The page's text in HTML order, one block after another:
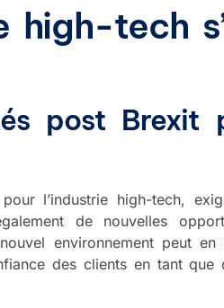
high-tech
post Brexit
l’industrie high-tech,
de nouvelles
environnement peut
des clients en tant que